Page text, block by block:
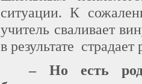
ситуации. К
учитель сваливает
в результате страдает
– Но есть